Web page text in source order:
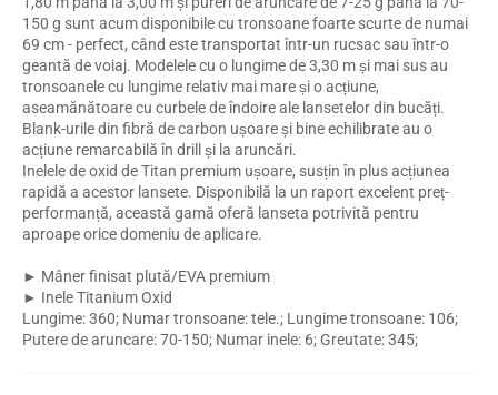
150 g sunt acum disponibile cu tronsoane foarte scurte de numai
69 cm - perfect, când este transportat într-un rucsac sau într-o
geantă de voiaj. Modelele cu o lungime de 3,30 m și mai sus au
tronsoanele cu lungime relativ mai mare și o acțiune,
aseamănătoare cu curbele de îndoire ale lansetelor din bucăți.
Blank-urile din fibră de carbon ușoare și bine echilibrate au o
acțiune remarcabilă în drill și la aruncări.
Inelele de oxid de Titan premium ușoare, susțin în plus acțiunea
rapidă a acestor lansete. Disponibilă la un raport excelent preț-
performanță, această gamă oferă lanseta potrivită pentru
aproape orice domeniu de aplicare.
► Mâner finisat plută/EVA premium
► Inele Titanium Oxid
Lungime: 360; Numar tronsoane: tele.; Lungime tronsoane: 106;
Putere de aruncare: 70-150; Numar inele: 6; Greutate: 345;